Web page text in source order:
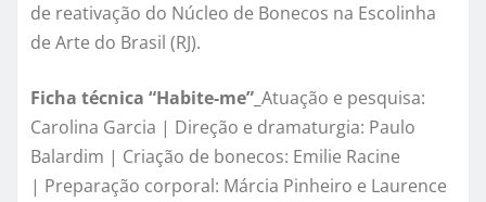
de reativação do Núcleo de Bonecos na Escolinha
de Arte do Brasil (RJ).
Ficha técnica “Habite-me”_ Atuação e pesquisa:
Carolina Garcia | Direção e dramaturgia: Paulo
Balardim | Criação de bonecos: Emilie Racine
| Preparação corporal: Márcia Pinheiro e Laurence